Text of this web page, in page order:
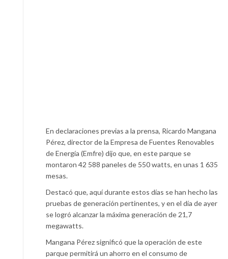
En declaraciones previas a la prensa, Ricardo Mangana
Pérez, director de la Empresa de Fuentes Renovables
de Energía (Emfre) dijo que, en este parque se
montaron 42 588 paneles de 550 watts, en unas 1 635
mesas.
Destacó que, aquí durante estos días se han hecho las
pruebas de generación pertinentes, y en el día de ayer
se logró alcanzar la máxima generación de 21,7
megawatts.
Mangana Pérez significó que la operación de este
parque permitirá un ahorro en el consumo de